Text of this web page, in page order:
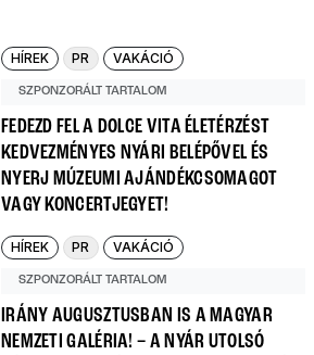
HÍREK PR VAKÁCIÓ
SZPONZORÁLT TARTALOM
FEDEZD FEL A DOLCE VITA ÉLETÉRZÉST
KEDVEZMÉNYES NYÁRI BELÉPŐVEL ÉS
NYERJ MÚZEUMI AJÁNDÉKCSOMAGOT
VAGY KONCERTJEGYET!
HÍREK PR VAKÁCIÓ
SZPONZORÁLT TARTALOM
IRÁNY AUGUSZTUSBAN IS A MAGYAR
NEMZETI GALÉRIA! – A NYÁR UTOLSÓ